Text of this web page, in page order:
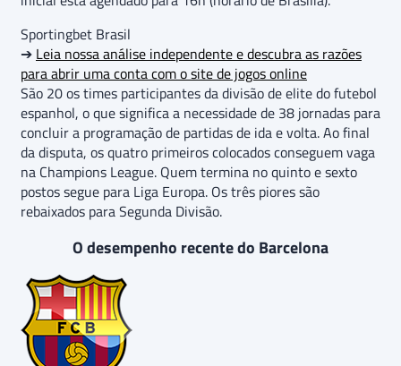
Sportingbet Brasil
➔ Leia nossa análise independente e descubra as razões
para abrir uma conta com o site de jogos online
São 20 os times participantes da divisão de elite do futebol
espanhol, o que significa a necessidade de 38 jornadas para
concluir a programação de partidas de ida e volta. Ao final
da disputa, os quatro primeiros colocados conseguem vaga
na Champions League. Quem termina no quinto e sexto
postos segue para Liga Europa. Os três piores são
rebaixados para Segunda Divisão.
O desempenho recente do Barcelona